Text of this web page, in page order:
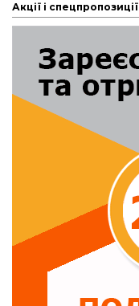
Акції і спецпропозиції